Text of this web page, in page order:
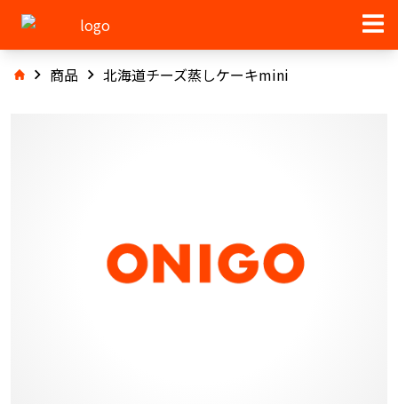
商品 北海道チーズ蒸しケーキmini